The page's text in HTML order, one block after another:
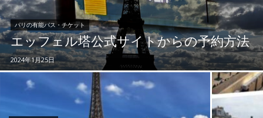
パリの有能パス・チケット
エッフェル塔公式サイトからの予約方法
2024年1月25日